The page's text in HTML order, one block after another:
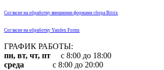
Согласие на обработку внешними формами сбора Bitrix
Согласие на обработку Yandex Forms
ГРАФИК РАБОТЫ:
пн, вт, чт, пт с 8:00 до 18:00
среда с 8:00 до 20:00